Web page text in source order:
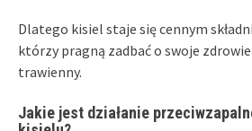
Dlatego kisiel staje się cennym
którzy pragną zadbać o swoje
trawienny.
Jakie jest działanie